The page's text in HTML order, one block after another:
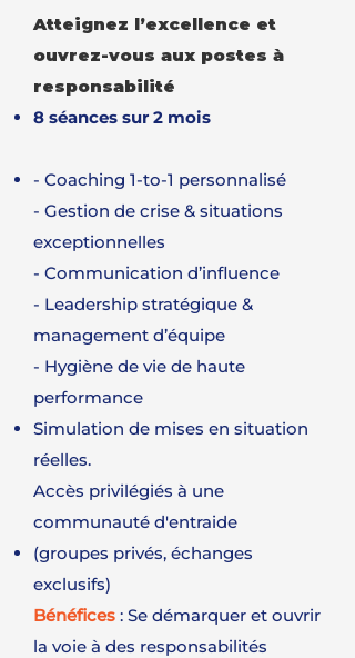
Atteignez l’excellence et
ouvrez-vous aux postes à
responsabilité
8 séances sur 2 mois
- Coaching 1-to-1 personnalisé
- Gestion de crise & situations
exceptionnelles
- Communication d’influence
- Leadership stratégique &
management d’équipe
- Hygiène de vie de haute
performance
Simulation de mises en situation
réelles.
Accès privilégiés à une
communauté d'entraide
(groupes privés, échanges
exclusifs)
Bénéfices : Se démarquer et ouvrir
la voie à des responsabilités